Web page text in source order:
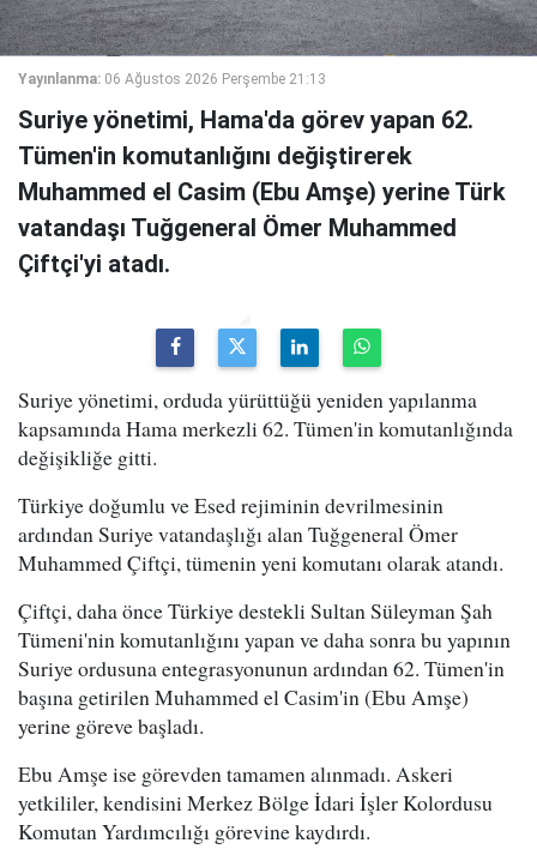
Yayınlanma: 06 Ağustos 2026 Perşembe 21:13
Suriye yönetimi, Hama'da görev yapan 62.
Tümen'in komutanlığını değiştirerek
Muhammed el Casim (Ebu Amşe) yerine Türk
vatandaşı Tuğgeneral Ömer Muhammed
Çiftçi'yi atadı.
Suriye yönetimi, orduda yürüttüğü yeniden yapılanma
kapsamında Hama merkezli 62. Tümen'in komutanlığında
değişikliğe gitti.
Türkiye doğumlu ve Esed rejiminin devrilmesinin
ardından Suriye vatandaşlığı alan Tuğgeneral Ömer
Muhammed Çiftçi, tümenin yeni komutanı olarak atandı.
Çiftçi, daha önce Türkiye destekli Sultan Süleyman Şah
Tümeni'nin komutanlığını yapan ve daha sonra bu yapının
Suriye ordusuna entegrasyonunun ardından 62. Tümen'in
başına getirilen Muhammed el Casim'in (Ebu Amşe)
yerine göreve başladı.
Ebu Amşe ise görevden tamamen alınmadı. Askeri
yetkililer, kendisini Merkez Bölge İdari İşler Kolordusu
Komutan Yardımcılığı görevine kaydırdı.